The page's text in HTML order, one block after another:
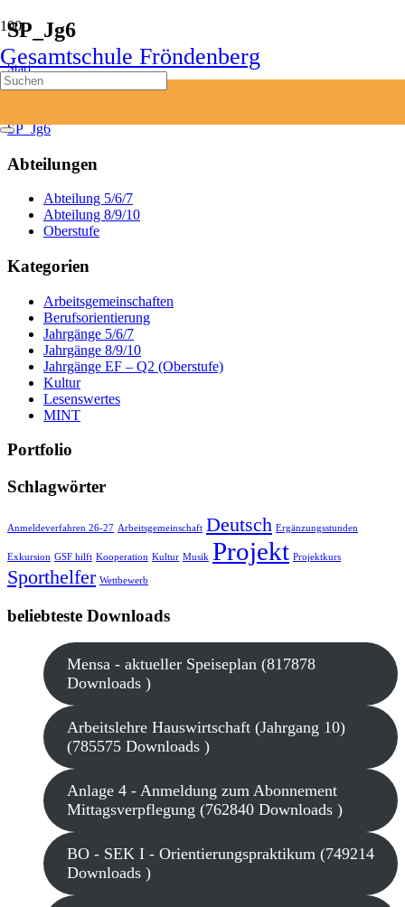
Gesamtschule Fröndenberg
SP_Jg6
Start
Fördern & Fordern
SP_Jg6
Abteilungen
Abteilung 5/6/7
Abteilung 8/9/10
Oberstufe
Kategorien
Arbeitsgemeinschaften
Berufsorientierung
Jahrgänge 5/6/7
Jahrgänge 8/9/10
Jahrgänge EF – Q2 (Oberstufe)
Kultur
Lesenswertes
MINT
Portfolio
Schlagwörter
Anmeldeverfahren 26-27 Arbeitsgemeinschaft Deutsch Ergänzungsstunden
Exkursion GSF hilft Kooperation Kultur Musik Projekt Projektkurs
Sporthelfer Wettbewerb
beliebteste Downloads
Mensa - aktueller Speiseplan (817878
Downloads )
Arbeitslehre Hauswirtschaft (Jahrgang 10)
(785575 Downloads )
Anlage 4 - Anmeldung zum Abonnement
Mittagsverpflegung (762840 Downloads )
BO - SEK I - Orientierungspraktikum (749214
Downloads )